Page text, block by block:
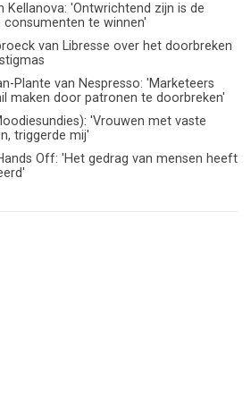
Kellanova: 'Ontwrichtend zijn is de
te winnen'
van Libresse over het doorbreken
Plante van Nespresso: 'Marketeers
maken door patronen te doorbreken'
'Vrouwen met vaste
triggerde mij'
Off: 'Het gedrag van mensen heeft